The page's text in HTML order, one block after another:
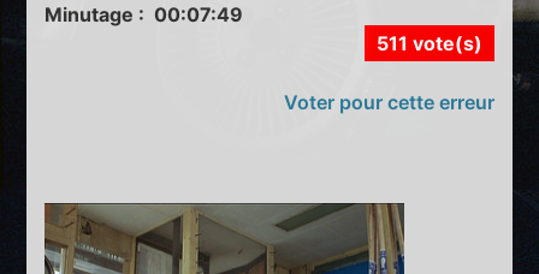
Minutage : 00:07:49
511 vote(s)
Voter pour cette erreur